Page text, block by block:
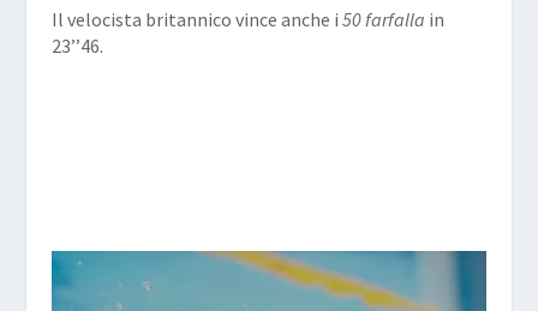
Il velocista britannico vince anche i 50 farfalla in
23’’46.